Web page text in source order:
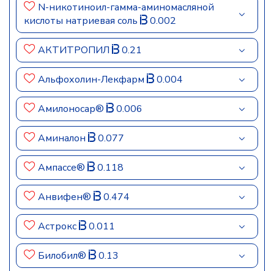
N-никотиноил-гамма-аминомасляной
кислоты натриевая соль
0.002
АКТИТРОПИЛ 0.21
Альфохолин-Лекфарм 0.004
Амилоносар® 0.006
Аминалон 0.077
Ампассе® 0.118
Анвифен® 0.474
Астрокс 0.011
Билобил® 0.13